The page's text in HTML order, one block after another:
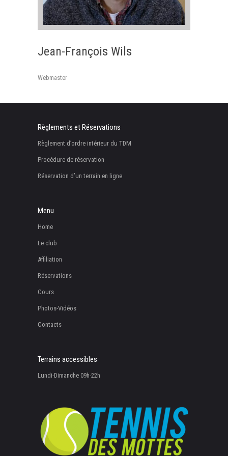
Jean-François Wils
Webmaster
Règlements et Réservations
Règlement d’ordre intérieur du TDM
Procédure de réservation
Réservation d’un terrain en ligne
Menu
Home
Le club
Affiliation
Réservations
Cours
Photos-Vidéos
Contacts
Terrains accessibles
Lundi-Dimanche 09h-22h